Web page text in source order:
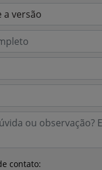
contato: